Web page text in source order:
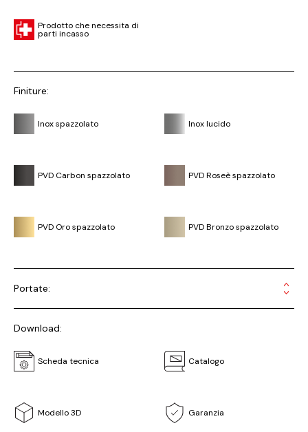
Prodotto che necessita di
parti incasso
Finiture:
Inox spazzolato Inox lucido
PVD Carbon spazzolato PVD Roseè spazzolato
PVD Oro spazzolato PVD Bronzo spazzolato
Portate:
Download:
Scheda tecnica Catalogo
Modello 3D Garanzia